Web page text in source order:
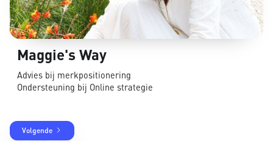
Maggie's Way
Advies bij merkpositionering
Ondersteuning bij Online strategie
Volgende